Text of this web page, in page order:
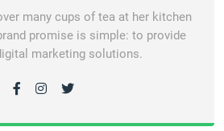
many cups of tea at her kitchen
promise is simple: to provide
marketing solutions.